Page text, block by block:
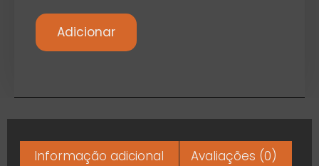
Adicionar
Informação adicional Avaliações (0)